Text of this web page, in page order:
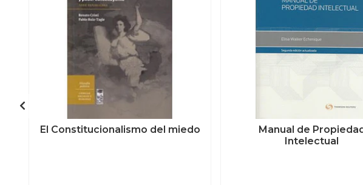
El Constitucionalismo del miedo
Manual de Propiedad
Intelectual